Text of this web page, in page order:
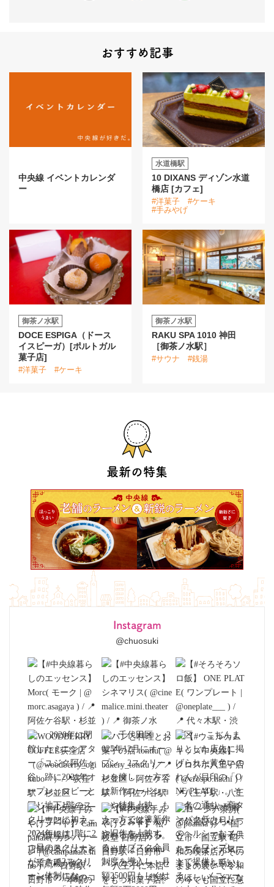
最新の特集
Instagram
@chuosuki
おすすめ記事
中央線 イベントカレンダ
ー
水道橋駅
10 DIXANS ディゾン水道
橋店 [カフェ]
#洋菓子
#ケーキ
#手みやげ
御茶ノ水駅
DOCE ESPIGA（ドース
イスピーガ）[ポルトガル
菓子店]
#洋菓子 #ケーキ
御茶ノ水駅
RAKU SPA 1010 神田
［御茶ノ水駅］
#サウナ #銭湯